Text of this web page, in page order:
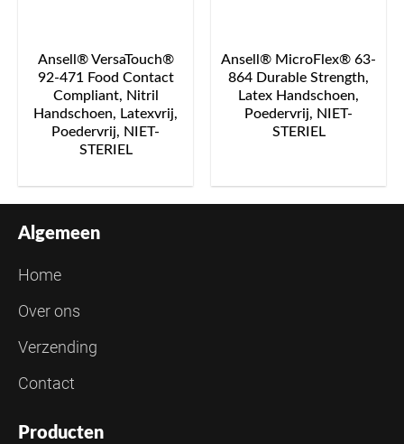
Ansell® VersaTouch®
92-471 Food Contact
Compliant, Nitril
Handschoen, Latexvrij,
Poedervrij, NIET-
STERIEL
Ansell® MicroFlex® 63-
864 Durable Strength,
Latex Handschoen,
Poedervrij, NIET-
STERIEL
Algemeen
Home
Over ons
Verzending
Contact
Producten